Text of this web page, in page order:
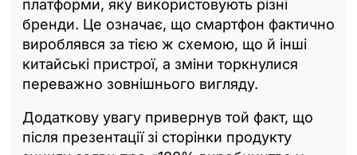
платформи, яку використовують різні
бренди. Це означає, що смартфон фактично
вироблявся за тією ж схемою, що й інші
китайські пристрої, а зміни торкнулися
переважно зовнішнього вигляду.
Додаткову увагу привернув той факт, що
після презентації зі сторінки продукту